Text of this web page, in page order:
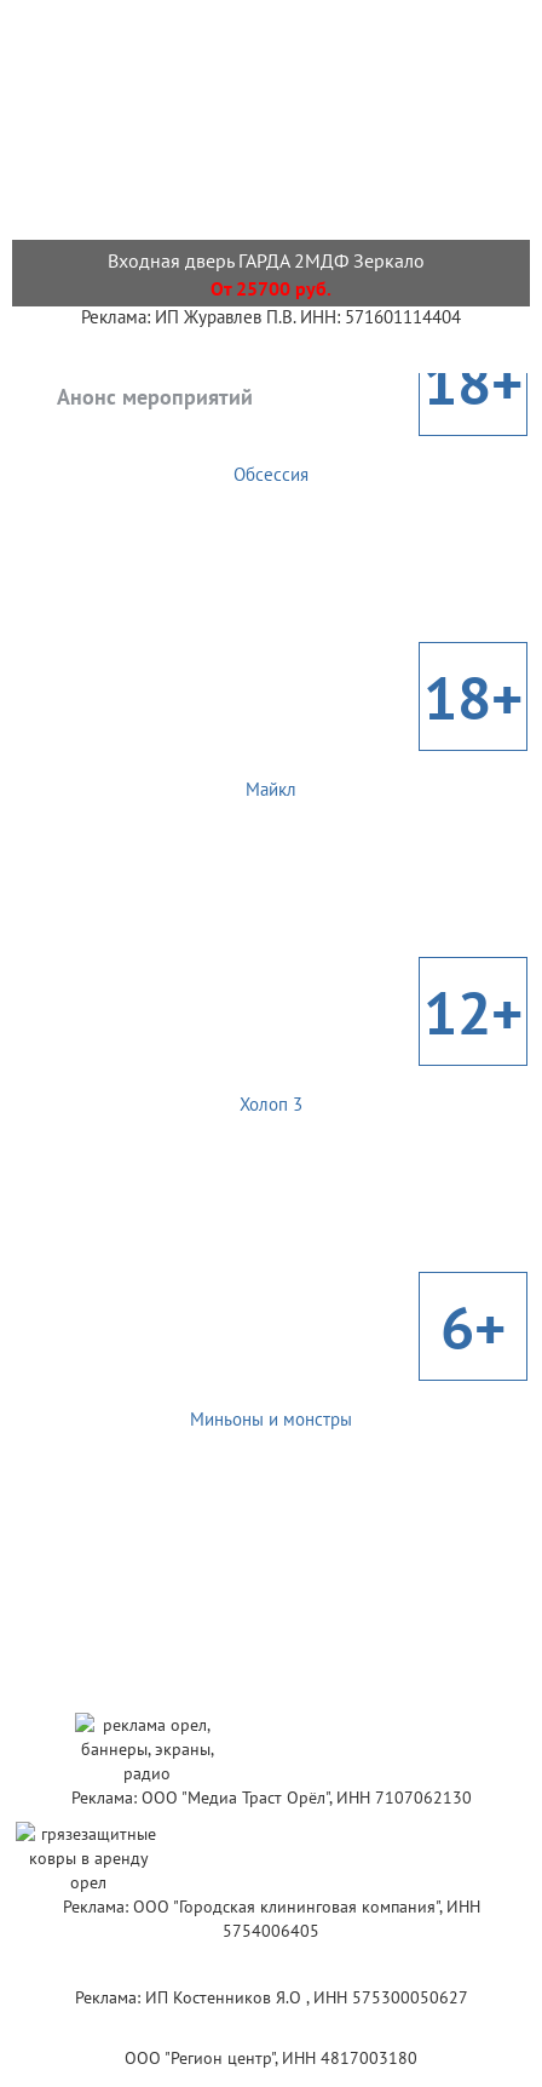
Входная дверь ГАРДА 2МДФ Зеркало
От 25700 руб.
Реклама: ИП Журавлев П.В. ИНН: 571601114404
Анонс мероприятий 18+
Обсессия
18+
Майкл
12+
Холоп 3
6+
Миньоны и монстры
Реклама: ООО "Медиа Траст Орёл", ИНН 7107062130
Реклама: ООО "Городская клининговая компания", ИНН
5754006405
Реклама: ИП Костенников Я.О , ИНН 575300050627
ООО "Регион центр", ИНН 4817003180